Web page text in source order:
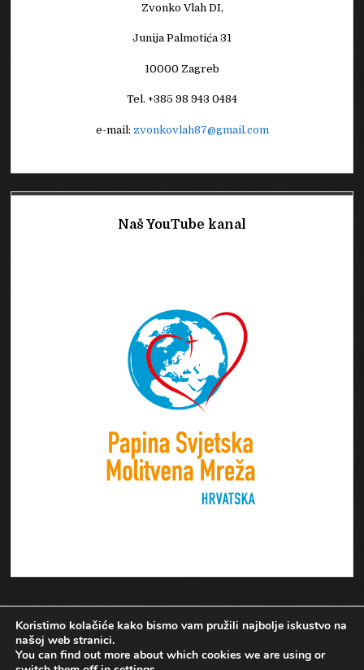
Zvonko Vlah DI,
Junija Palmotića 31
10000 Zagreb
Tel. +385 98 943 0484
e-mail: zvonkovlah87@gmail.com
Naš YouTube kanal
Koristimo kolačiće kako bismo vam pružili najbolje iskustvo na
našoj web stranici.
You can find out more about which cookies we are using or